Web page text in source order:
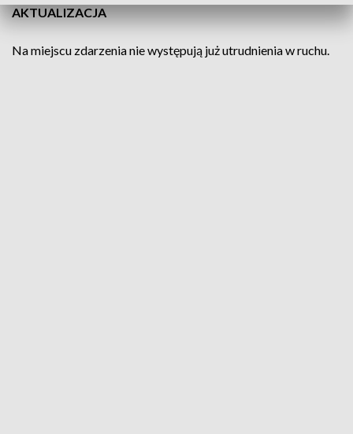
AKTUALIZACJA
Na miejscu zdarzenia nie występują już utrudnienia w ruchu.